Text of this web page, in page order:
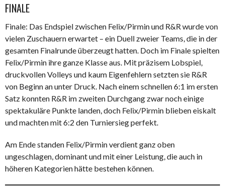
FINALE
Finale: Das Endspiel zwischen Felix/Pirmin und R&R wurde von
vielen Zuschauern erwartet – ein Duell zweier Teams, die in der
gesamten Finalrunde überzeugt hatten. Doch im Finale spielten
Felix/Pirmin ihre ganze Klasse aus. Mit präzisem Lobspiel,
druckvollen Volleys und kaum Eigenfehlern setzten sie R&R
von Beginn an unter Druck. Nach einem schnellen 6:1 im ersten
Satz konnten R&R im zweiten Durchgang zwar noch einige
spektakuläre Punkte landen, doch Felix/Pirmin blieben eiskalt
und machten mit 6:2 den Turniersieg perfekt.
Am Ende standen Felix/Pirmin verdient ganz oben
ungeschlagen, dominant und mit einer Leistung, die auch in
höheren Kategorien hätte bestehen können.